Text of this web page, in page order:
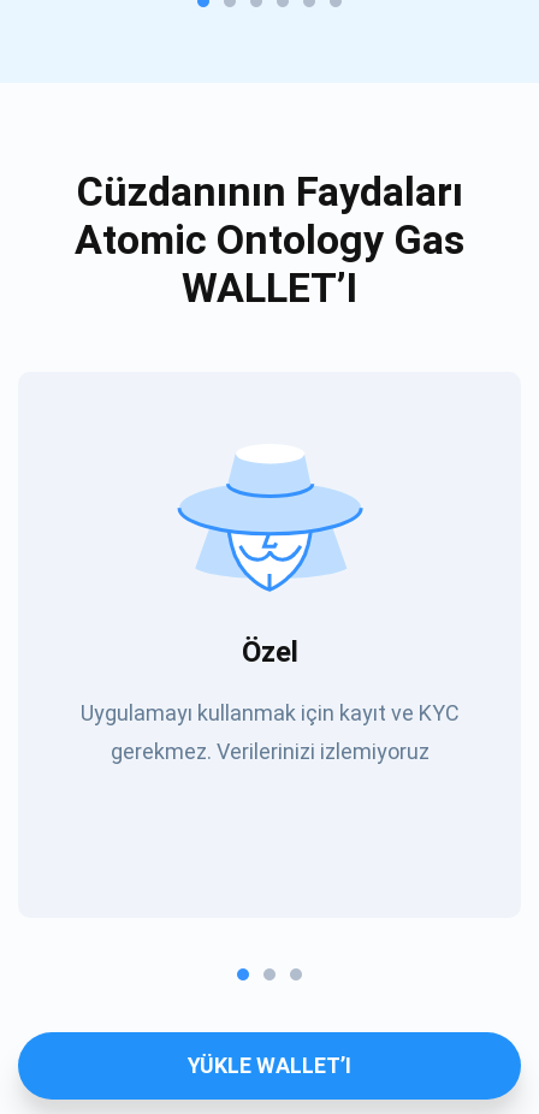
Cüzdanının Faydaları
Atomic Ontology Gas
WALLET’I
Özel
Uygulamayı kullanmak için kayıt ve KYC
gerekmez. Verilerinizi izlemiyoruz
YÜKLE WALLET’I